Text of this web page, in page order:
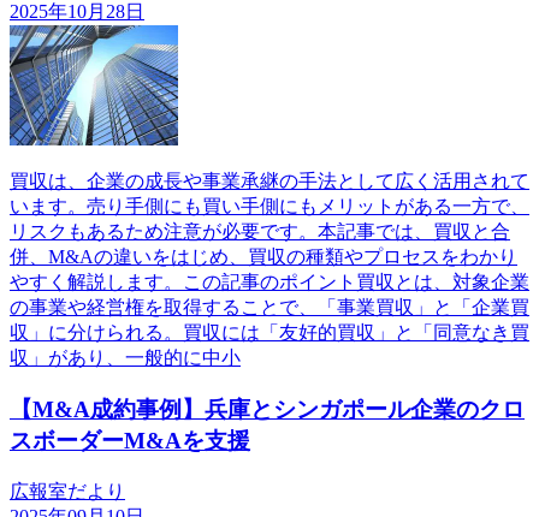
2025年10月28日
買収は、企業の成長や事業承継の手法として広く活用されて
います。売り手側にも買い手側にもメリットがある一方で、
リスクもあるため注意が必要です。本記事では、買収と合
併、M&Aの違いをはじめ、買収の種類やプロセスをわかり
やすく解説します。この記事のポイント買収とは、対象企業
の事業や経営権を取得することで、「事業買収」と「企業買
収」に分けられる。買収には「友好的買収」と「同意なき買
収」があり、一般的に中小
【M&A成約事例】兵庫とシンガポール企業のクロ
スボーダーM&Aを支援
広報室だより